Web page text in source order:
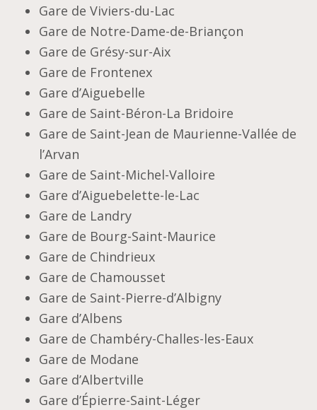
Gare de Viviers-du-Lac
Gare de Notre-Dame-de-Briançon
Gare de Grésy-sur-Aix
Gare de Frontenex
Gare d’Aiguebelle
Gare de Saint-Béron-La Bridoire
Gare de Saint-Jean de Maurienne-Vallée de
l’Arvan
Gare de Saint-Michel-Valloire
Gare d’Aiguebelette-le-Lac
Gare de Landry
Gare de Bourg-Saint-Maurice
Gare de Chindrieux
Gare de Chamousset
Gare de Saint-Pierre-d’Albigny
Gare d’Albens
Gare de Chambéry-Challes-les-Eaux
Gare de Modane
Gare d’Albertville
Gare d’Épierre-Saint-Léger